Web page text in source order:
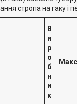
стропа на гаку і
В
и
р
о
б
н
и
к